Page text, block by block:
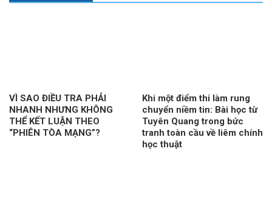
VÌ SAO ĐIỀU TRA PHẢI
NHANH NHƯNG KHÔNG
THỂ KẾT LUẬN THEO
“PHIÊN TÒA MẠNG”?
Khi một điểm thi làm rung
chuyển niềm tin: Bài học từ
Tuyên Quang trong bức
tranh toàn cầu về liêm chính
học thuật